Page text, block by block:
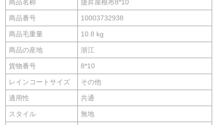
商品名称 捷昇屋根布8*10
商品番号 10003732938
商品毛重量 10.8 kg
商品の産地 浙江
貨物番号 8*10
レインコートサイズ その他
適用性 共通
スタイル 無地